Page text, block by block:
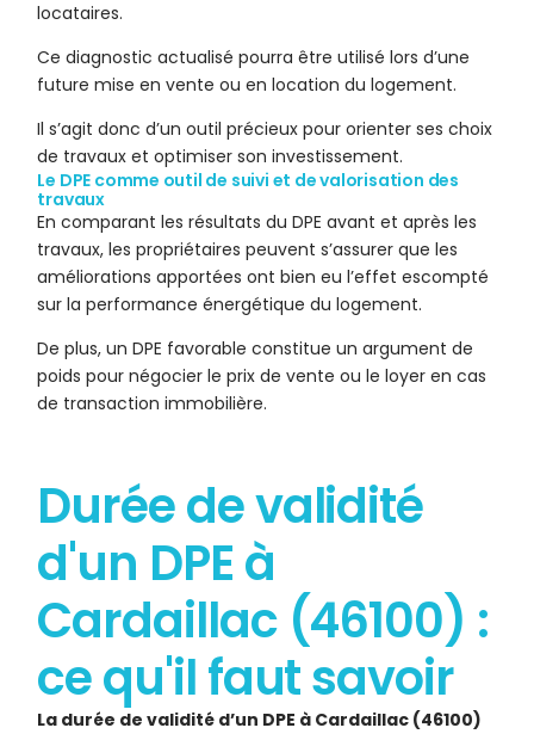
locataires.
Ce diagnostic actualisé pourra être utilisé lors d’une
future mise en vente ou en location du logement.
Il s’agit donc d’un outil précieux pour orienter ses choix
de travaux et optimiser son investissement.
Le DPE comme outil de suivi et de valorisation des
travaux
En comparant les résultats du DPE avant et après les
travaux, les propriétaires peuvent s’assurer que les
améliorations apportées ont bien eu l’effet escompté
sur la performance énergétique du logement.
De plus, un DPE favorable constitue un argument de
poids pour négocier le prix de vente ou le loyer en cas
de transaction immobilière.
Durée de validité
d'un DPE à
Cardaillac (46100) :
ce qu'il faut savoir
La durée de validité d’un DPE à Cardaillac (46100)